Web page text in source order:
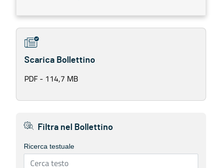
Scarica Bollettino
PDF - 114,7 MB
Filtra nel Bollettino
Ricerca testuale